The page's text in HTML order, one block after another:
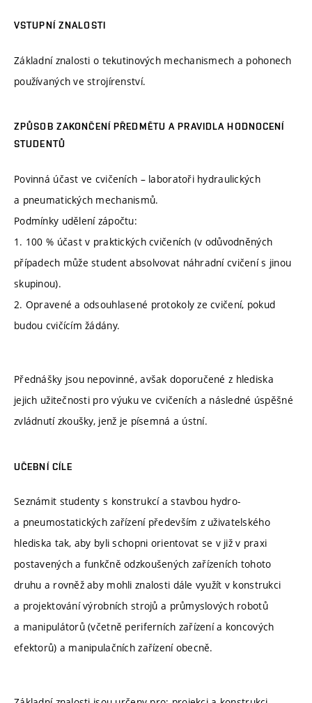
VSTUPNÍ ZNALOSTI
Základní znalosti o tekutinových mechanismech a pohonech
používaných ve strojírenství.
ZPŮSOB ZAKONČENÍ PŘEDMĚTU A PRAVIDLA HODNOCENÍ
STUDENTŮ
Povinná účast ve cvičeních – laboratoři hydraulických
a pneumatických mechanismů.
Podmínky udělení zápočtu:
1. 100 % účast v praktických cvičeních (v odůvodněných
případech může student absolvovat náhradní cvičení s jinou
skupinou).
2. Opravené a odsouhlasené protokoly ze cvičení, pokud
budou cvičícím žádány.
Přednášky jsou nepovinné, avšak doporučené z hlediska
jejich užitečnosti pro výuku ve cvičeních a následné úspěšné
zvládnutí zkoušky, jenž je písemná a ústní.
UČEBNÍ CÍLE
Seznámit studenty s konstrukcí a stavbou hydro-
a pneumostatických zařízení především z uživatelského
hlediska tak, aby byli schopni orientovat se v již v praxi
postavených a funkčně odzkoušených zařízeních tohoto
druhu a rovněž aby mohli znalosti dále využít v konstrukci
a projektování výrobních strojů a průmyslových robotů
a manipulátorů (včetně periferních zařízení a koncových
efektorů) a manipulačních zařízení obecně.